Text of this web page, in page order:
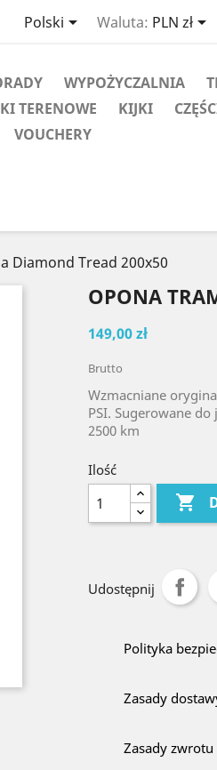
Polski Waluta: PLN zł
WYPOŻYCZALNIA
TERENOWE KIJKI
VOUCHERY
Diamond Tread 200x50
OPONA
149,00 zł
Brutto
Wzmacniane
PSI. Sugerowane
2500 km
Ilość

Udostępnij
Polityka
Zasady
Zasady zwrotu